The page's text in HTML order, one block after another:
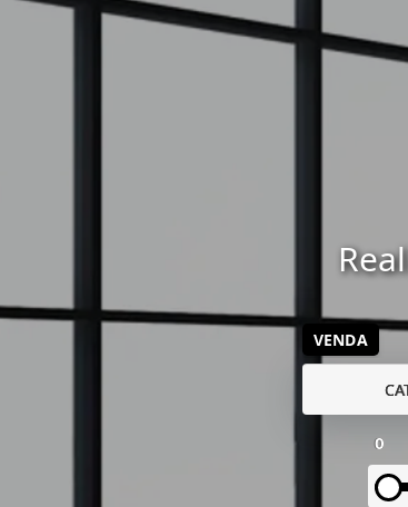
VENDA
0